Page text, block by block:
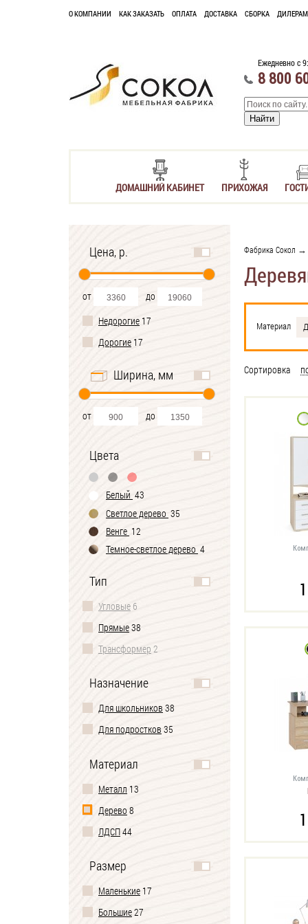
О КОМПАНИИ КАК ЗАКАЗАТЬ ОПЛАТА ДОСТАВКА СБОРКА ДИЛЕРАМ
Ежедневно с
8 800
ДОМАШНИЙ КАБИНЕТ ПРИХОЖАЯ
Цена, р.
от
до
Недорогие 17
Дорогие 17
Ширина, мм
от до
Цвета
Белый 43
Светлое дерево 35
Венге 12
Темное-cветлое дерево 4
Тип
Угловые 6
Прямые38
Трансформер 2
Назначение
Для школьников 38
Для подростков 35
Материал
Металл 13
Дерево 8
ЛДСП44
Размер
Маленькие 17
Большие27
Фабрика Сокол →
Материал
Сортировка